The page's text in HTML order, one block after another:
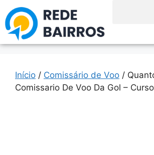
Início / Comissário de Voo /
Comissario De Voo Da Gol –